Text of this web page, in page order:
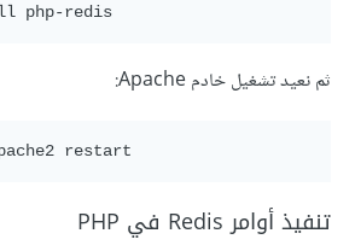
ثم نعيد تشغيل خادم Apache:
تنفيذ أوامر Redis في PHP